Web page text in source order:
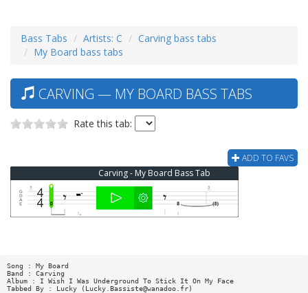
Bass Tabs Artists: C
Carving bass tabs
My Board bass tabs
CARVING — MY BOARD BASS TABS
Rate this tab:
ADD TO FAVS
Carving - My Board Bass Tab
Song : My Board
Band : Carving
Album : I Wish I Was Underground To Stick It On My Face
Tabbed By : Lucky ( Lucky.Bassiste@wanadoo.fr)